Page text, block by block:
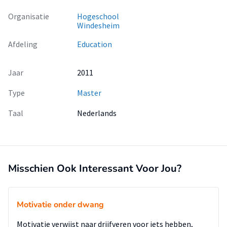
Organisatie
Hogeschool
Windesheim
Afdeling
Education
Jaar
2011
Type
Master
Taal
Nederlands
Misschien Ook Interessant Voor Jou?
Motivatie onder dwang
Motivatie verwijst naar drijfveren voor iets hebben,